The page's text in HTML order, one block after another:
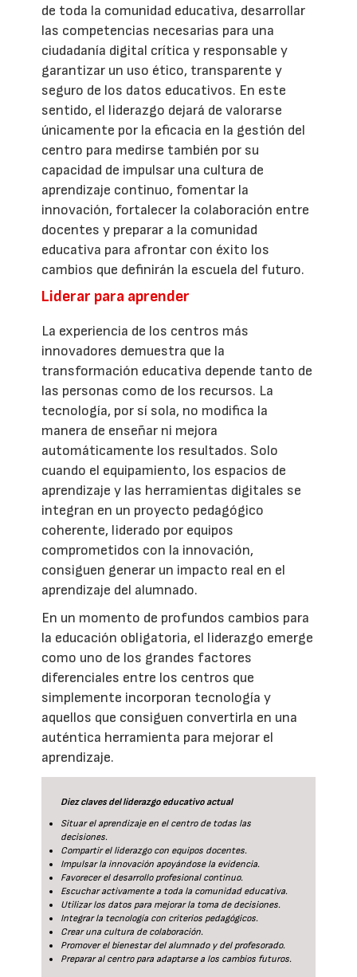
de toda la comunidad educativa, desarrollar
las competencias necesarias para una
ciudadanía digital crítica y responsable y
garantizar un uso ético, transparente y
seguro de los datos educativos. En este
sentido, el liderazgo dejará de valorarse
únicamente por la eficacia en la gestión del
centro para medirse también por su
capacidad de impulsar una cultura de
aprendizaje continuo, fomentar la
innovación, fortalecer la colaboración entre
docentes y preparar a la comunidad
educativa para afrontar con éxito los
cambios que definirán la escuela del futuro.
Liderar para aprender
La experiencia de los centros más
innovadores demuestra que la
transformación educativa depende tanto de
las personas como de los recursos. La
tecnología, por sí sola, no modifica la
manera de enseñar ni mejora
automáticamente los resultados. Solo
cuando el equipamiento, los espacios de
aprendizaje y las herramientas digitales se
integran en un proyecto pedagógico
coherente, liderado por equipos
comprometidos con la innovación,
consiguen generar un impacto real en el
aprendizaje del alumnado.
En un momento de profundos cambios para
la educación obligatoria, el liderazgo emerge
como uno de los grandes factores
diferenciales entre los centros que
simplemente incorporan tecnología y
aquellos que consiguen convertirla en una
auténtica herramienta para mejorar el
aprendizaje.
Diez claves del liderazgo educativo actual
Situar el aprendizaje en el centro de todas las
decisiones.
Compartir el liderazgo con equipos docentes.
Impulsar la innovación apoyándose la evidencia.
Favorecer el desarrollo profesional continuo.
Escuchar activamente a toda la comunidad educativa.
Utilizar los datos para mejorar la toma de decisiones.
Integrar la tecnología con criterios pedagógicos.
Crear una cultura de colaboración.
Promover el bienestar del alumnado y del profesorado.
Preparar al centro para adaptarse a los cambios futuros.